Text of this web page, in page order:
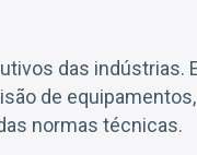
das indústrias.
de
normas técnicas.